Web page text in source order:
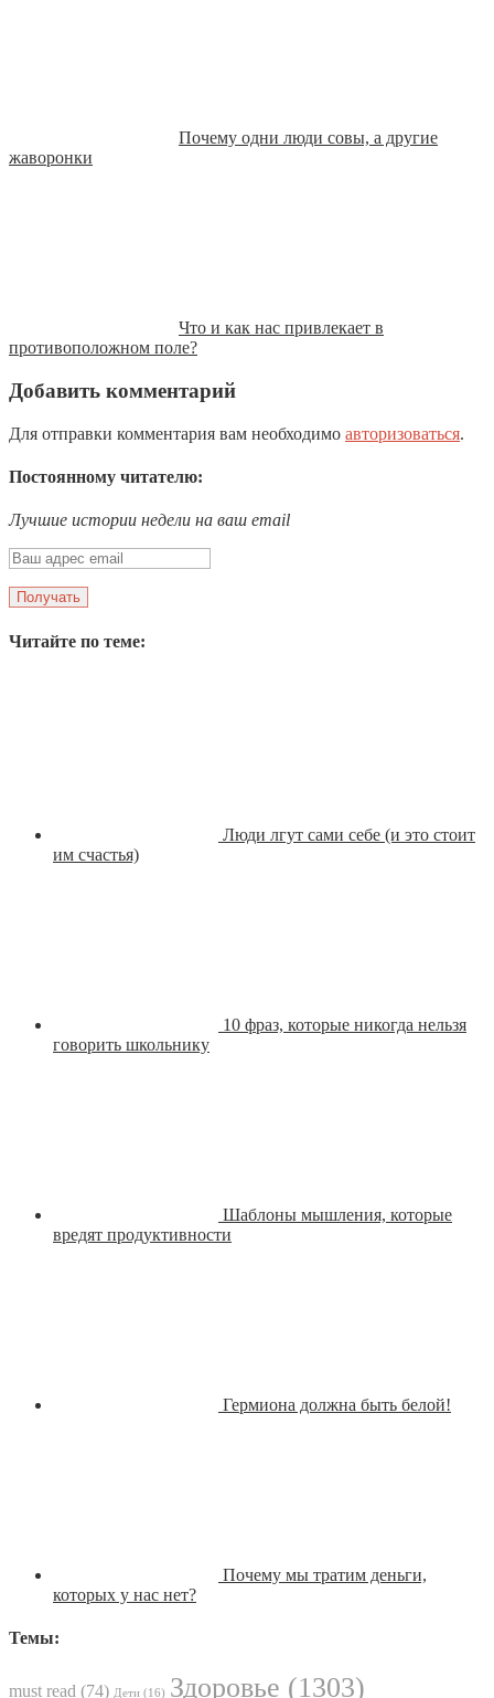
Почему одни люди совы, а другие
жаворонки
Что и как нас привлекает в
противоположном поле?
Добавить комментарий
Для отправки комментария вам необходимо авторизоваться.
Постоянному читателю:
Лучшие истории недели на ваш email
Читайте по теме:
Люди лгут сами себе (и это стоит
им счастья)
10 фраз, которые никогда нельзя
говорить школьнику
Шаблоны мышления, которые
вредят продуктивности
Гермиона должна быть белой!
Почему мы тратим деньги,
которых у нас нет?
Темы:
must read (74) Дети (16) Здоровье (1303)